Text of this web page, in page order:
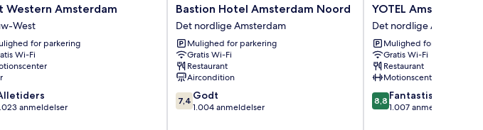
Western Amsterdam
West
for parkering
Wi-Fi
anmeldelser
Bastion
Hotel
Amsterdam
Noord
Det
nordlige
Amsterdam
Bastion Hotel Amsterdam Noord
Det nordlige Amsterdam
Mulighed for parkering
Gratis Wi-Fi
Restaurant
Aircondition
7.4
ud
7,4 Godt
1.004 anmeldelser
YOTEL
Amsterdam
Det
nordlige
Amsterdam
YOTEL Amsterdam
Det nordlige Amsterdam
Mulighed for parkering
Gratis Wi-Fi
Restaurant
Motionscenter
8.8
ud
8,8 Fantastisk
1.007 anmeldelser